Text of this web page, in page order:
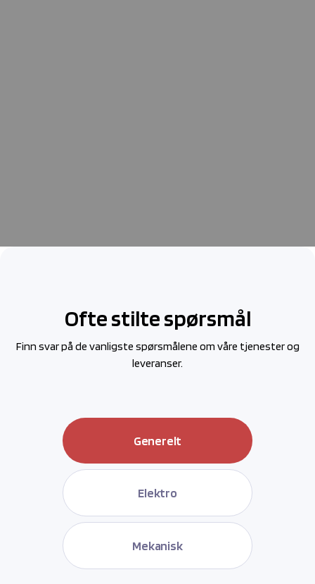
Ofte stilte spørsmål
Finn svar på de vanligste spørsmålene om våre tjenester og
leveranser.
Generelt
Elektro
Mekanisk